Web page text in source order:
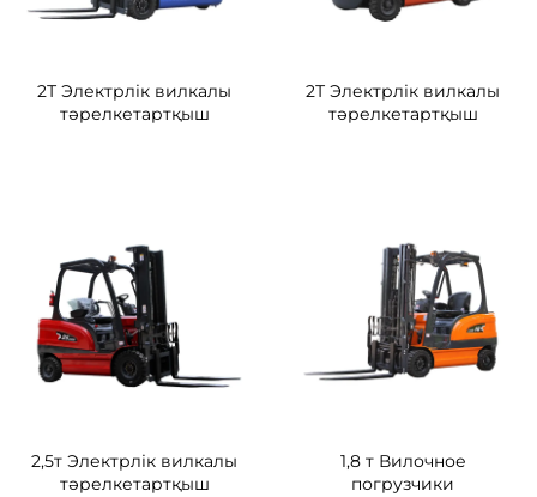
2Т Электрлік вилкалы
тәрелкетартқыш
2Т Электрлік вилкалы
тәрелкетартқыш
2,5т Электрлік вилкалы
тәрелкетартқыш
1,8 т Вилочное
погрузчики